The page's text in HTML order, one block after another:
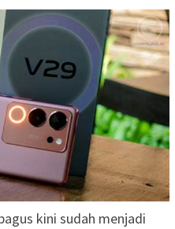
kini sudah menjadi